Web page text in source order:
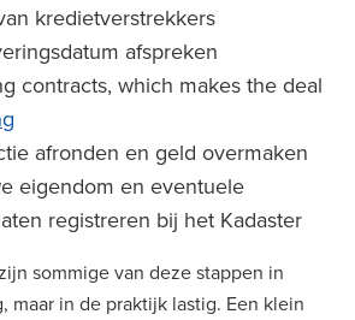
kredietverstrekkers
afspreken
contracts, which makes the deal
afronden en geld overmaken
eigendom en eventuele
registreren bij het Kadaster
sommige van deze stappen in
maar in de praktijk lastig. Een klein